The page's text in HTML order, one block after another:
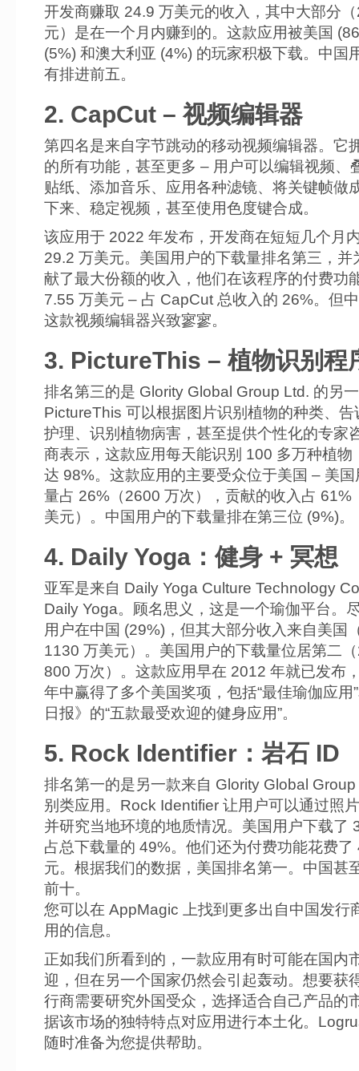
开发商赚取 24.9 万美元的收入，其中大部分
元）是在一个月内赚到的。这款应用被美国
(5%) 和澳大利亚 (4%) 的玩家积极下载。中国
有排进前五。
2. CapCut – 视频编辑器
第四名是来自字节跳动的移动视频编辑器。它
的所有功能，甚至更多 – 用户可以编辑视频、
贴纸、添加音乐、应用各种滤镜、将关键帧做
下来、稳定视频，甚至使用色度键合成。
该应用于 2022 年发布，开发商在短短几个月
29.2 万美元。美国用户的下载量排名第三，并
献了最大份额的收入，他们在该程序的付费功
7.55 万美元 – 占 CapCut 总收入的 26%。但
这款视频编辑器兴致寥寥。
3. PictureThis – 植物识别程
排名第三的是 Glority Global Group Ltd. 的另
PictureThis 可以根据图片识别植物的种类、告
护理、识别植物病害，甚至提供个性化的专家
商表示，这款应用每天能识别 100 多万种植物
达 98%。这款应用的主要受众位于美国 – 美
量占 26%（2600 万次），贡献的收入占 61%
美元）。中国用户的下载量排在第三位 (9%)。
4. Daily Yoga：健身 + 冥想
亚军是来自 Daily Yoga Culture Technology
Daily Yoga。顾名思义，这是一个瑜伽平台。
用户在中国 (29%)，但其大部分收入来自美国
1130 万美元）。美国用户的下载量位居第二
800 万次）。这款应用早在 2012 年就已发布
年中赢得了多个美国奖项，包括“最佳瑜伽应用
日报》的“五款最受欢迎的健身应用”。
5. Rock Identifier：岩石 ID
排名第一的是另一款来自 Glority Global
别类应用。Rock Identifier 让用户可以通过照
并研究当地环境的地质情况。美国用户下载了
占总下载量的 49%。他们还为付费功能花费了
元。根据我们的数据，美国排名第一。中国甚
前十。
您可以在 AppMagic 上找到更多出自中国发行
用的信息。
正如我们所看到的，一款应用有时可能在国内
迎，但在另一个国家仍然会引起轰动。想要获
行商需要研究外国受众，选择适合自己产品的
据该市场的独特特点对应用进行本土化。
随时准备为您提供帮助。